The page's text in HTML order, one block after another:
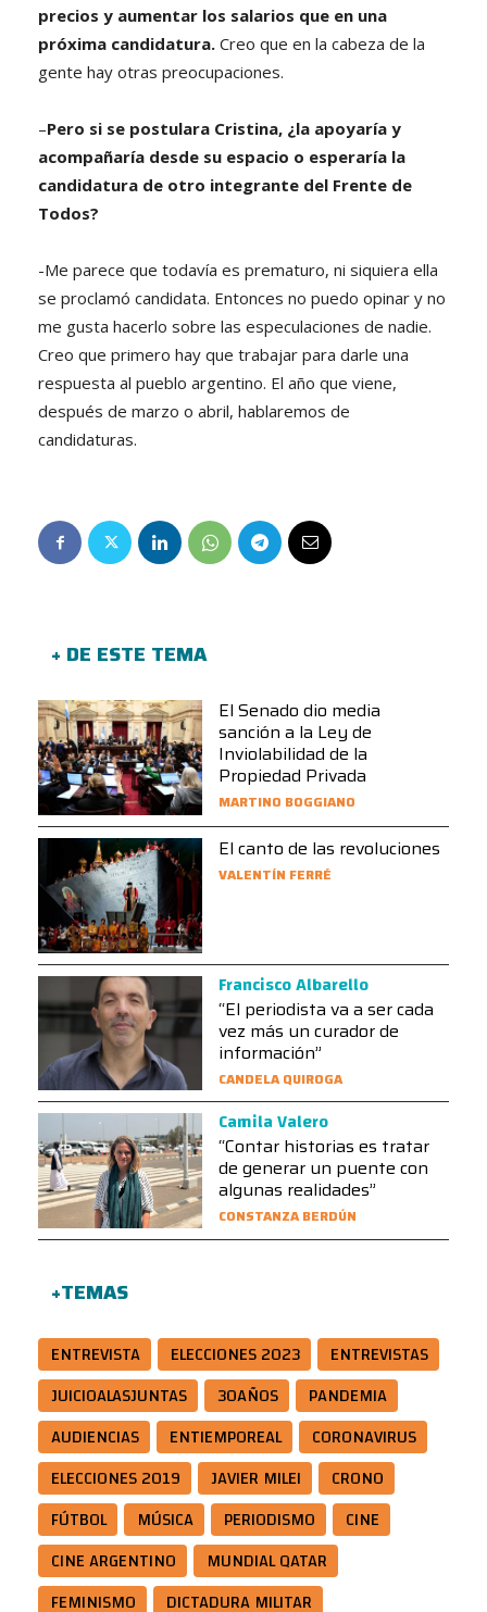
precios y aumentar los salarios que en una
próxima candidatura. Creo que en la cabeza de la
gente hay otras preocupaciones.
–Pero si se postulara Cristina, ¿la apoyaría y
acompañaría desde su espacio o esperaría la
candidatura de otro integrante del Frente de
Todos?
-Me parece que todavía es prematuro, ni siquiera ella
se proclamó candidata. Entonces no puedo opinar y no
me gusta hacerlo sobre las especulaciones de nadie.
Creo que primero hay que trabajar para darle una
respuesta al pueblo argentino. El año que viene,
después de marzo o abril, hablaremos de
candidaturas.
+ DE ESTE TEMA
El Senado dio media
sanción a la Ley de
Inviolabilidad de la
Propiedad Privada
MARTINO BOGGIANO
El canto de las revoluciones
VALENTÍN FERRÉ
Francisco Albarello
“El periodista va a ser cada
vez más un curador de
información”
CANDELA QUIROGA
Camila Valero
“Contar historias es tratar
de generar un puente con
algunas realidades”
CONSTANZA BERDÚN
+TEMAS
ENTREVISTA ELECCIONES 2023
ENTREVISTAS
JUICIOALASJUNTAS
30AÑOS
PANDEMIA
AUDIENCIAS
ENTIEMPOREAL
CORONAVIRUS
ELECCIONES 2019
JAVIER MILEI
CRONO
FÚTBOL
MÚSICA PERIODISMO
CINE
CINE ARGENTINO
MUNDIAL QATAR
FEMINISMO
DICTADURA MILITAR